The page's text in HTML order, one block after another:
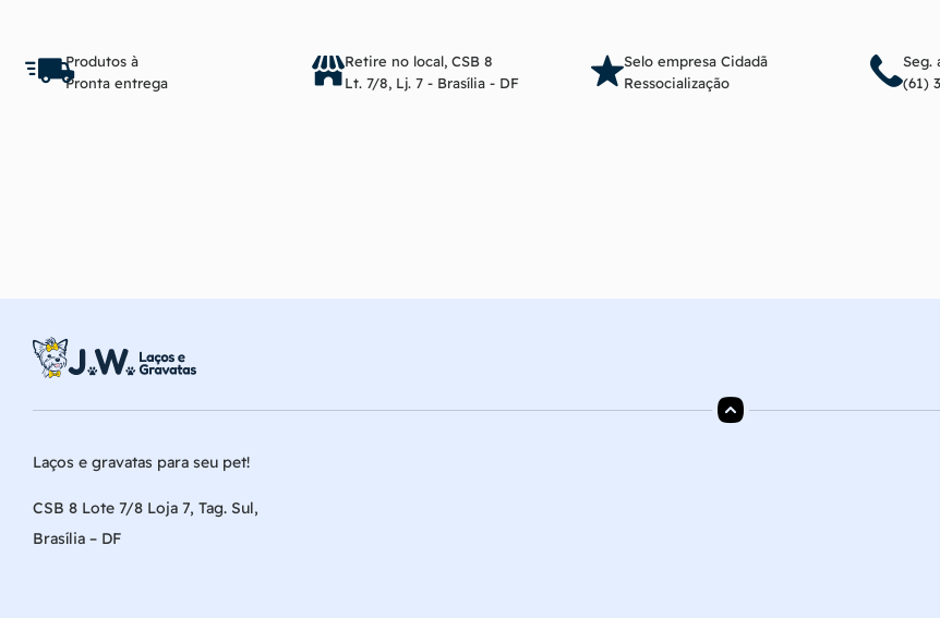
Ver opções
Produtos à
Pronta entrega
Retire no local, CSB 8
Lt. 7/8, Lj. 7 - Brasília - DF
Selo empresa Cidadã
Ressocialização
Seg.
(61)
Laços e gravatas para seu pet!
CSB 8 Lote 7/8 Loja 7, Tag. Sul,
Brasília – DF